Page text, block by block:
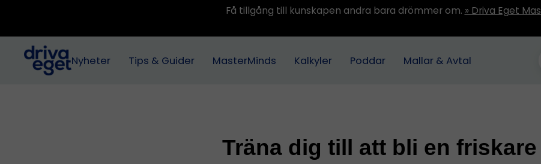
Få tillgång till kunskapen andra bara drömmer om. » Driva Eget
Nyheter Tips & Guider MasterMinds Kalkyler Poddar Mallar & Avtal
Träna dig till att bli en friskare